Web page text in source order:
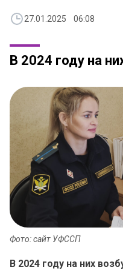
27.01.2025 06:08
В 2024 году на
Фото: сайт УФССП
В 2024 году на них